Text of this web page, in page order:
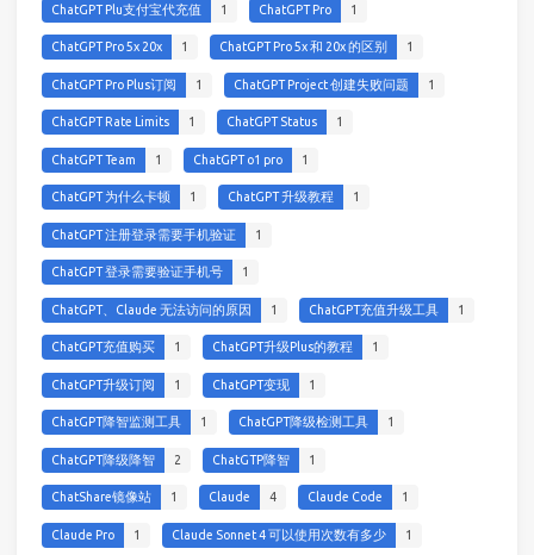
ChatGPT Plu支付宝代充值 1 ChatGPT Pro 1
ChatGPT Pro 5x 20x 1 ChatGPT Pro 5x 和 20x 的区别 1
ChatGPT Pro Plus订阅 1 ChatGPT Project 创建失败问题 1
ChatGPT Rate Limits 1 ChatGPT Status 1
ChatGPT Team 1 ChatGPT o1 pro 1
ChatGPT 为什么卡顿 1 ChatGPT 升级教程 1
ChatGPT 注册登录需要手机验证 1
ChatGPT 登录需要验证手机号 1
ChatGPT、Claude 无法访问的原因 1 ChatGPT充值升级工具 1
ChatGPT充值购买 1 ChatGPT升级Plus的教程 1
ChatGPT升级订阅 1 ChatGPT变现 1
ChatGPT降智监测工具 1 ChatGPT降级检测工具 1
ChatGPT降级降智 2 ChatGTP降智 1
ChatShare镜像站 1 Claude 4 Claude Code 1
Claude Pro 1 Claude Sonnet 4 可以使用次数有多少 1